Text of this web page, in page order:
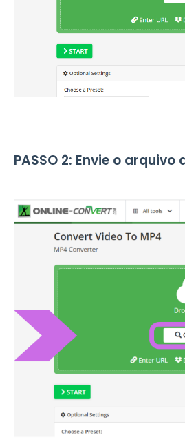
PASSO 2: Envie o arquivo